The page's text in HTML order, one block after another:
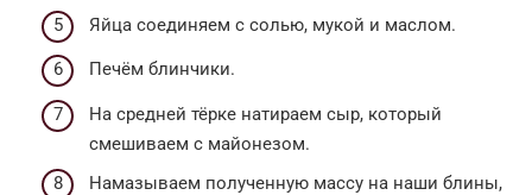
Яйца соединяем с солью, мукой и маслом.
Печём блинчики.
На средней тёрке натираем сыр, который
смешиваем с майонезом.
Намазываем полученную массу на наши блины,